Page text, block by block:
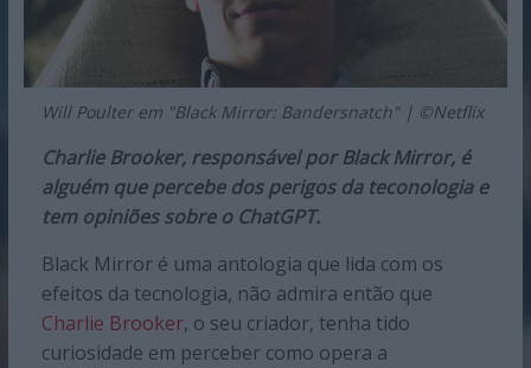
Will Poulter em "Black Mirror: Bandersnatch" | ©Netflix
Charlie Brooker, responsável por Black Mirror, é
alguém que percebe dos perigos da teconologia e
tem opiniões sobre o ChatGPT.
Black Mirror é uma antologia que lida com os
efeitos da tecnologia, não admira então que
Charlie Brooker, o seu criador, tenha tido
curiosidade em perceber como opera a